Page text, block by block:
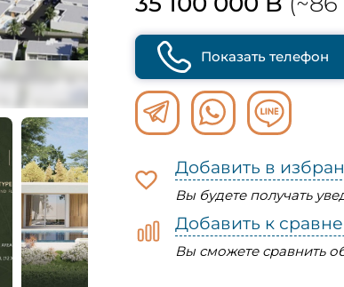
Показать телефон
Добавить в
Вы будете получать
Добавить к
Вы сможете сравнить